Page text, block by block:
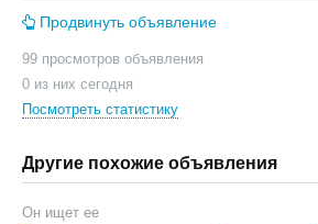
Продвинуть объявление
99 просмотров объявления
0 из них сегодня
Посмотреть статистику
Другие похожие объявления
Он ищет ее